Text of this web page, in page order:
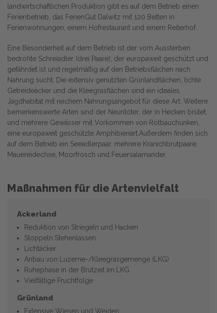
landwirtschaftlichen Produktion gibt es auf dem Betrieb einen
Ferienbetrieb, das FerienGut Dalwitz mit 120 Betten in
Ferienwohnungen, einem Hofrestaurant und einem Reiterhof.
Eine Besonderheit auf dem Betrieb ist der vom Aussterben
bedrohte Schreiadler (drei Paare), der europaweit geschützt und
gefährdet ist und regelmäßig auf den Betriebsflächen nach
Nahrung sucht. Die extensiv genutzten Grünlandflächen, lichte
Getreideäcker und die Kleegrasflächen sind ein ideales
Jagdhabitat mit reichem Nahrungsangebot für diese Art. Weitere
bemerkenswerte Arten sind der Neuntöter, der in Hecken brütet,
und mehrere Gewässer mit Vorkommen von Rotbauchunken,
eine europaweit geschützte Amphibienart.Außerdem finden sich
auf dem Betrieb ein Seeadlerpaar, mehrere Kranichbrutpaare,
Mauereidechse, Moorfrosch und Feuersalamander.
Maßnahmen für die Artenvielfalt
Ackerland
Reduktion von Striegeln und Hacken
Stoppeln Stehenlassen
Lichtäcker
Anbau von Luzerne-/Kleegrasgemenge (LKG)
Ruhephase in der Brutzeit im LKG
Vielfältige Fruchtfolge
Grünland
Extensive Wiesen und Weiden